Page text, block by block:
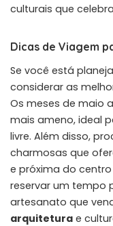
culturais que
Dicas de Viagem
Se você está
considerar as
Os meses de maio
mais ameno, ideal
livre. Além disso,
charmosas que
e próxima do
reservar um tempo
artesanato que
arquitetura e